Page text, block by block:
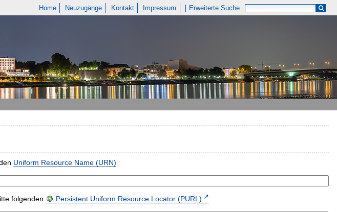
Home Neuzugänge Kontakt Impressum Erweiterte Suche
Uniform Resource Name (URN)
folgenden Persistent Uniform Resource Locator (PURL) :